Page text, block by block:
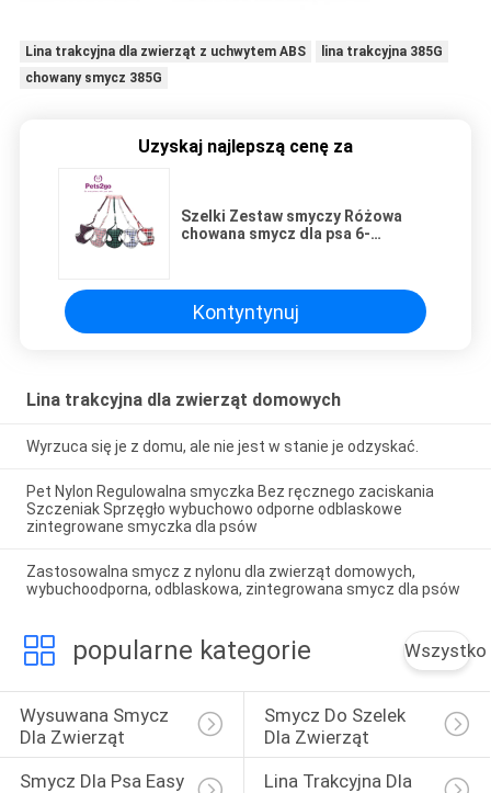
Lina trakcyjna dla zwierząt z uchwytem ABS
lina trakcyjna 385G
chowany smycz 385G
Uzyskaj najlepszą cenę za
Szelki Zestaw smyczy Różowa
chowana smycz dla psa 6-
Kontyntynuj
Lina trakcyjna dla zwierząt domowych
Wyrzuca się je z domu, ale nie jest w stanie je odzyskać.
Pet Nylon Regulowalna smyczka Bez ręcznego zaciskania
Szczeniak Sprzęgło wybuchowo odporne odblaskowe
zintegrowane smyczka dla psów
Zastosowalna smycz z nylonu dla zwierząt domowych,
wybuchoodporna, odblaskowa, zintegrowana smycz dla psów
popularne kategorie Wszystko
Wysuwana Smycz
Dla Zwierząt
Smycz Do Szelek
Dla Zwierząt
Smycz Dla Psa Easy
Lina Trakcyjna Dla